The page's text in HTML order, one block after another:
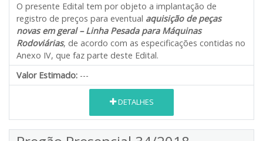
O presente Edital tem por objeto a implantação de
registro de preços para eventual aquisição de peças
novas em geral – Linha Pesada para Máquinas
Rodoviárias, de acordo com as especificações contidas no
Anexo IV, que faz parte deste Edital.
Valor Estimado: ---
DETALHES